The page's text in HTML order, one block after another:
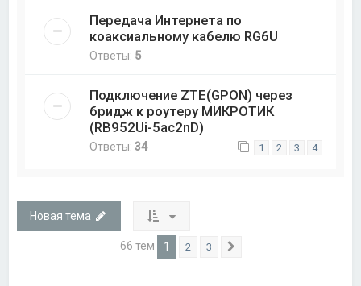
Передача Интернета по
коаксиальному кабелю RG6U
Ответы: 5
Подключение ZTE(GPON) через
бридж к роутеру МИКРОТИК
(RB952Ui-5ac2nD)
Ответы:34 1 2 3 4
Новая тема
66 тем 1 2 3